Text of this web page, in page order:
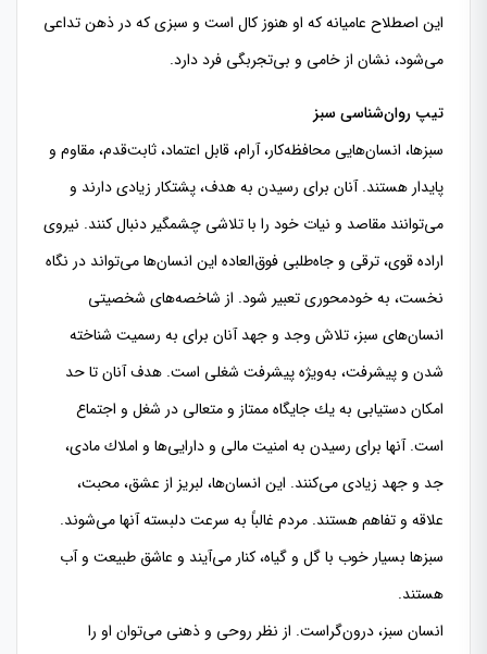
این اصطلاح عامیانه كه او هنوز كال است و سبزی كه در ذهن تداعی
می‌شود، نشان از خامی و بی‌تجربگی فرد دارد.
تیپ روان‌شناسی سبز
سبزها، انسان‌هایی محافظه‌كار، آرام، قابل اعتماد، ثابت‌قدم، مقاوم و
پایدار هستند. آنان برای رسیدن به هدف‌، پشتكار زیادی دارند و
می‌توانند مقاصد و نیات خود را با تلاشی چشمگیر دنبال كنند. نیروی
اراده قوی، ترقی و جاه‌طلبی فوق‌العاده این انسان‌ها می‌تواند در نگاه
نخست، به خودمحوری تعبیر شود. از شاخصه‌های شخصیتی
انسان‌های سبز، تلاش وجد و جهد آنان برای به رسمیت شناخته
شدن و پیشرفت، به‌ویژه پیشرفت شغلی است. هدف آنان تا حد
امكان دستیابی به یك جایگاه ممتاز و متعالی در شغل و اجتماع
است. آنها برای رسیدن به امنیت مالی و دارایی‌ها و املاك مادی،
جد و جهد زیادی می‌كنند. این انسان‌ها، لبریز از عشق، محبت،
علاقه و تفاهم هستند. مردم غالباً به سرعت دلبسته آنها می‌شوند.
سبزها بسیار خوب با گل و گیاه، كنار می‌آیند و عاشق طبیعت و آب
هستند.
انسان سبز، درون‌گراست. از نظر روحی و ذهنی می‌توان او را